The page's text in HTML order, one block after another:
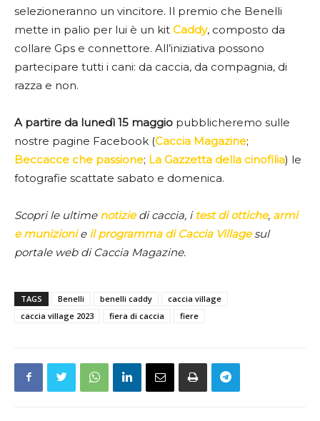
selezioneranno un vincitore. Il premio che Benelli
mette in palio per lui è un kit Caddy, composto da
collare Gps e connettore. All’iniziativa possono
partecipare tutti i cani: da caccia, da compagnia, di
razza e non.
A partire da lunedì 15 maggio pubblicheremo sulle
nostre pagine Facebook (Caccia Magazine;
Beccacce che passione; La Gazzetta della cinofilia) le
fotografie scattate sabato e domenica.
Scopri le ultime notiziedi caccia, i test di ottiche, armi
e munizionie il programma di Caccia Villagesul
portale web di Caccia Magazine.
TAGS Benelli benelli caddy
caccia village
caccia village 2023
fiera di caccia fiere